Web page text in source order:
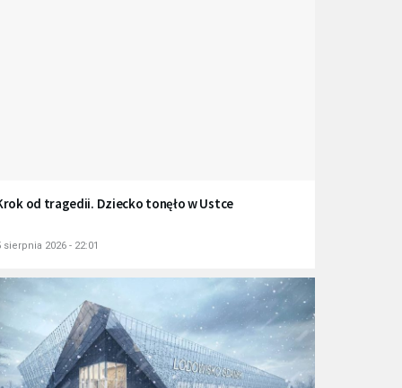
od tragedii. Dziecko tonęło w Ustce
sierpnia 2026 - 22:01